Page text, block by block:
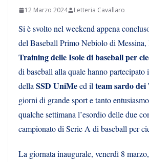
12 Marzo 2024 Letteria Cavallaro
Si è svolto nel weekend appena
del Baseball Primo Nebiolo di Messina,
Training delle Isole di baseball per
di baseball alla quale hanno partecipato
della SSD UniMeed il team sardo
giorni di grande sport e tanto
qualche settimana l’esordio delle due
campionato di Serie A di baseball per
La giornata inaugurale, venerdì 8